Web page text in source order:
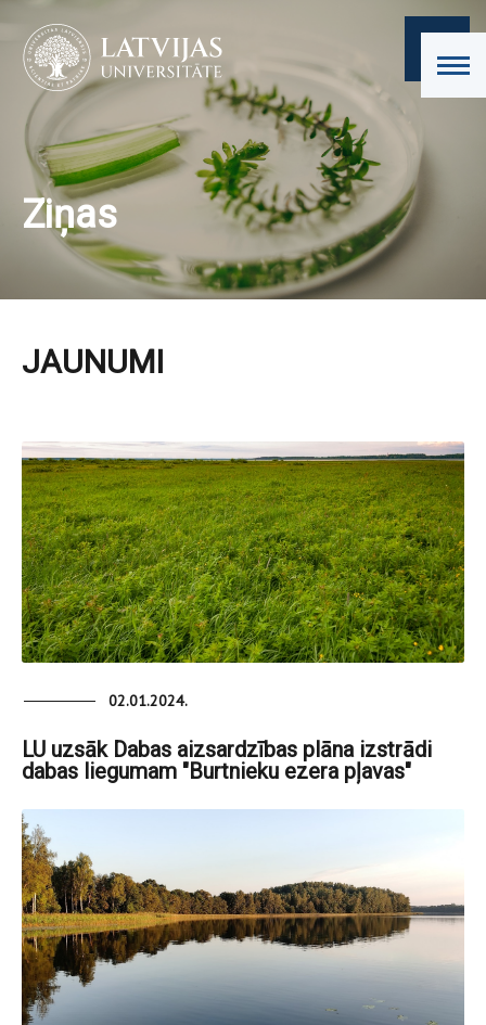
Ziņas
JAUNUMI
02.01.2024.
LU uzsāk Dabas aizsardzības plāna izstrādi
dabas liegumam "Burtnieku ezera pļavas"